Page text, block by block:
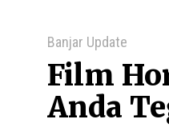
Banjar Update
Film
Anda